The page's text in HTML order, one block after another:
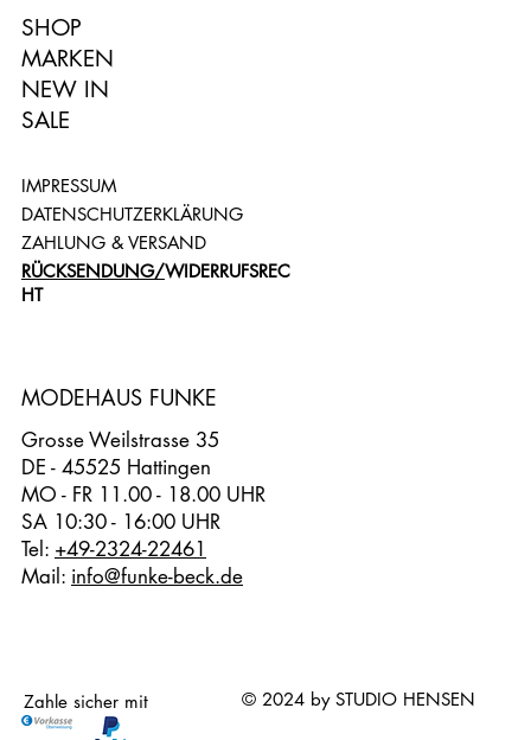
SHOP
MARKEN
NEW IN
SALE
IMPRESSUM
DATENSCHUTZERKLÄRUNG
ZAHLUNG & VERSAND
RÜCKSENDUNG/WIDERRUFSREC
HT
Grosse Weilstrasse 35
DE - 45525 Hattingen
MO - FR 11.00 - 18.00 UHR
SA 10:30 - 16:00 UHR
Tel: +49-2324-22461
Mail: info@funke-beck.de
MODEHAUS FUNKE
Zahle sicher mit © 2024 by STUDIO HENSEN